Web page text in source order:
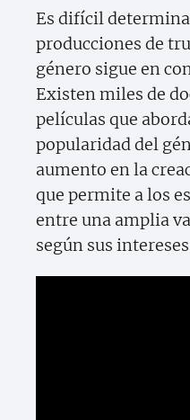
Es difícil
producciones de
género sigue en
Existen miles de
películas que
popularidad del
aumento en la
que permite a los
entre una amplia
según sus